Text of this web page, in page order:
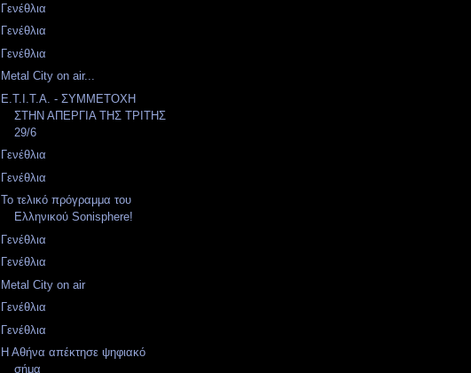
Γενέθλια
Γενέθλια
Γενέθλια
Metal City on air...
Ε.Τ.Ι.Τ.Α. - ΣΥΜΜΕΤΟΧΗ
ΣΤΗΝ ΑΠΕΡΓΙΑ ΤΗΣ ΤΡΙΤΗΣ
29/6
Γενέθλια
Γενέθλια
Το τελικό πρόγραμμα του
Ελληνικού Sonisphere!
Γενέθλια
Γενέθλια
Metal City on air
Γενέθλια
Γενέθλια
Η Αθήνα απέκτησε ψηφιακό
σήμα